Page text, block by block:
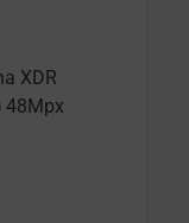
XDR
48Mpx